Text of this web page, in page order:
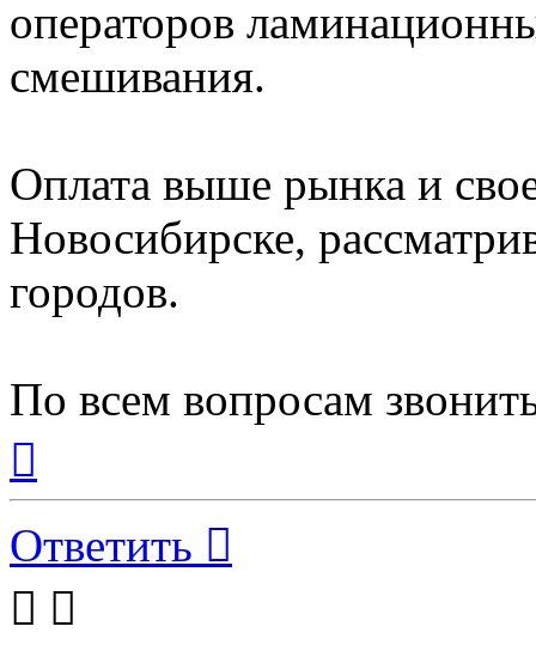
операторов
смешивания.
Оплата выше рынка и
Новосибирске,
городов.
По всем вопросам
началу
Ответить